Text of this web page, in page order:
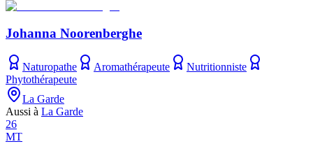
Johanna Noorenberghe
Naturopathe Aromathérapeute
Nutritionniste
Phytothérapeute
La Garde
Aussi à La Garde
26
MT